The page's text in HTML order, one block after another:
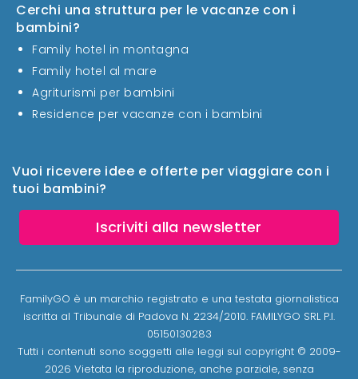
Vuoi ricevere idee e offerte per viaggiare con i
tuoi bambini?
Iscriviti alla newsletter
Cerchi una struttura per le vacanze con i
bambini?
Family hotel in montagna
Family hotel al mare
Agriturismi per bambini
Residence per vacanze con i bambini
FamilyGO è un marchio registrato e una testata giornalistica
iscritta al Tribunale di Padova N. 2234/2010. FAMILYGO SRL P.I.
05150130283
Tutti i contenuti sono soggetti alle leggi sul copyright © 2009-
2026 Vietata la riproduzione, anche parziale, senza